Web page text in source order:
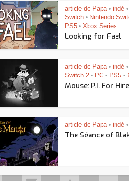
article de Papa • indé •
Switch • Nintendo
PS5 • Xbox Series
Looking for Fael
article de Papa • indé •
Switch 2 • PC • PS5 •
Mouse: P.I. For Hire
article de Papa • indé •
The Séance of